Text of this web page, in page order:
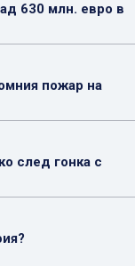
630 млн. евро в
пожар на
след гонка с